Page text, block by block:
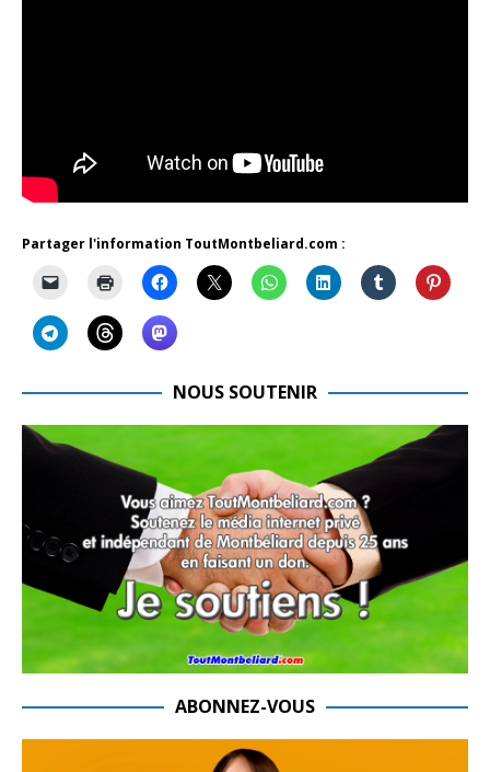
Partager l'information ToutMontbeliard.com :
NOUS SOUTENIR
ABONNEZ-VOUS